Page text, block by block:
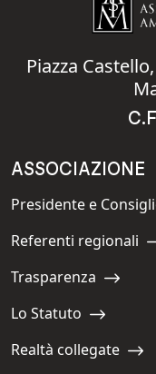
Piazza
ASSOCIAZIONE
Navigate to:
Presidente e
Navigate to:
Referenti regionali
Navigate to:
Trasparenza
Navigate to:
Lo Statuto
Navigate to:
Realtà collegate